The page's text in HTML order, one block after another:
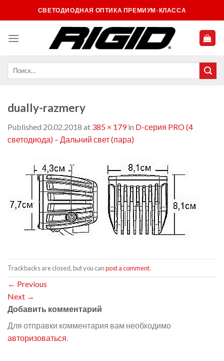
to
СВЕТОДИОДНАЯ ОПТИКА ПРЕМИУМ-КЛАССА
dually-razmery
Published 20.02.2018 at 385 × 179in D-серия PRO (4
светодиода) – Дальний свет (пара)
Trackbacks are closed, but you canpost a comment.
← Previous
Next →
Добавить комментарий
Для отправки комментария вам необходимо
авторизоваться.